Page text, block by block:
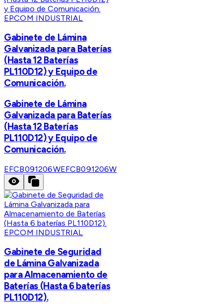
EPCOM INDUSTRIAL
Gabinete de Lámina
Galvanizada para Baterías
(Hasta 12 Baterías
PL110D12) y Equipo de
Comunicación.
Gabinete de Lámina
Galvanizada para Baterías
(Hasta 12 Baterías
PL110D12) y Equipo de
Comunicación.
EFCB091206WEFCB091206W
EPCOM INDUSTRIAL
Gabinete de Seguridad
de Lámina Galvanizada
para Almacenamiento de
Baterías (Hasta 6 baterías
PL110D12).